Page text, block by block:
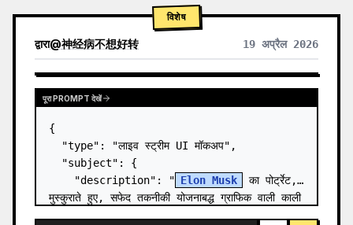
विशेष
द्वारा@神经病不想好转 19 अप्रैल 2026
पूरा PROMPT देखें
{
  "type": "लाइव स्ट्रीम UI मॉकअप",
  "subject": {
    "description": "
Elon Musk
का पोर्ट्रेट,
मुस्कुराते हुए, सफेद तकनीकी योजनाबद्ध ग्राफिक वाली काली